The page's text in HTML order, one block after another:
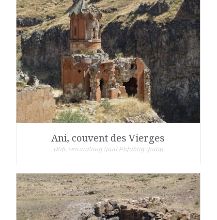
Ani, couvent des Vierges
Անի, Կուսանաց կամ Բեխենց վանք